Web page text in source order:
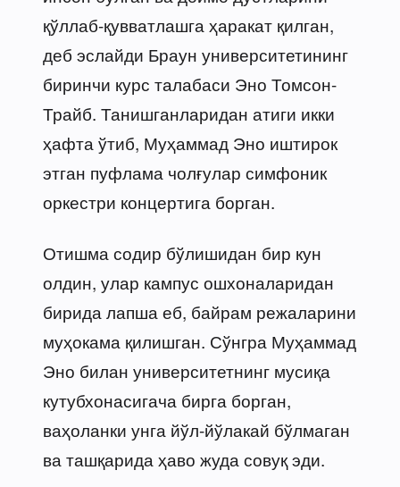
қўллаб-қувватлашга ҳаракат қилган,
деб эслайди Браун университетининг
биринчи курс талабаси Эно Томсон-
Трайб. Танишганларидан атиги икки
ҳафта ўтиб, Муҳаммад Эно иштирок
этган пуфлама чолғулар симфоник
оркестри концертига борган.
Отишма содир бўлишидан бир кун
олдин, улар кампус ошхоналаридан
бирида лапша еб, байрам режаларини
муҳокама қилишган. Сўнгра Муҳаммад
Эно билан университетнинг мусиқа
кутубхонасигача бирга борган,
ваҳоланки унга йўл-йўлакай бўлмаган
ва ташқарида ҳаво жуда совуқ эди.